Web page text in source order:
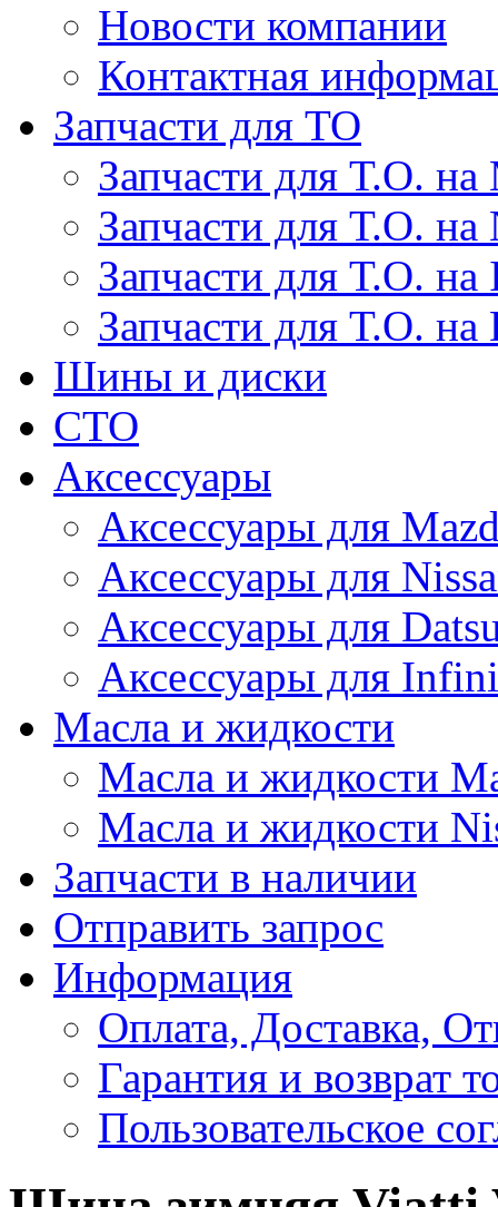
Новости компании
Контактная
Запчасти для ТО
Запчасти для Т.О. на
Запчасти для Т.О. на
Запчасти для Т.О.
Запчасти для Т.О. на
Шины и диски
СТО
Аксессуары
Аксессуары для
Аксессуары для
Аксессуары для
Аксессуары для
Масла и жидкости
Масла и жидкости
Масла и жидкости
Запчасти в наличии
Отправить запрос
Информация
Оплата, Доставка,
Гарантия и возврат
Пользовательское